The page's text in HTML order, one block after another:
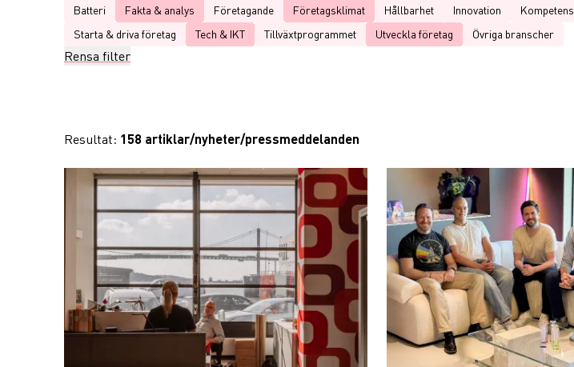
Batteri
Fakta & analys Företagande Företagsklimat Hållbarhet Innovation Kompetens
Starta & driva företag
Tech & IKT Tillväxtprogrammet Utveckla företag Övriga branscher
Rensa filter
Resultat: 158 artiklar/nyheter/pressmeddelanden